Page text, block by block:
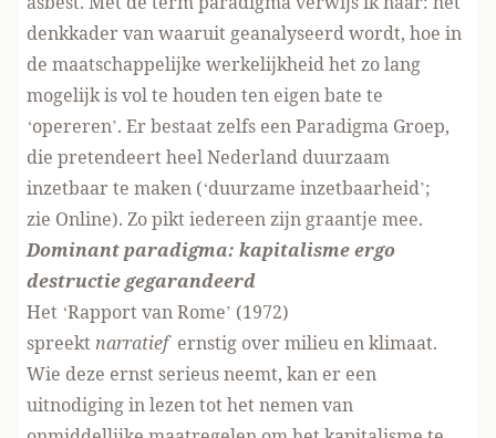
denkkader van waaruit geanalyseerd wordt, hoe in
de maatschappelijke werkelijkheid het zo lang
mogelijk is vol te houden ten eigen bate te
‘opereren’. Er bestaat zelfs een Paradigma Groep,
die pretendeert heel Nederland duurzaam
inzetbaar te maken (‘duurzame inzetbaarheid’;
zie Online). Zo pikt iedereen zijn graantje mee.
Dominant paradigma: kapitalisme ergo
destructie gegarandeerd
Het ‘Rapport van Rome’ (1972)
spreektnarratiefernstig over milieu en klimaat.
Wie deze ernst serieus neemt, kan er een
uitnodiging in lezen tot het nemen van